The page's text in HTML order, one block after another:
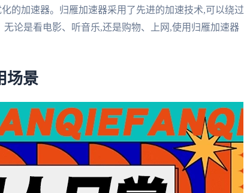
的加速器。归雁加速器采用了先进的加速技术,可以绕过
论是看电影、听音乐,还是购物、上网,使用归雁加速器
场景